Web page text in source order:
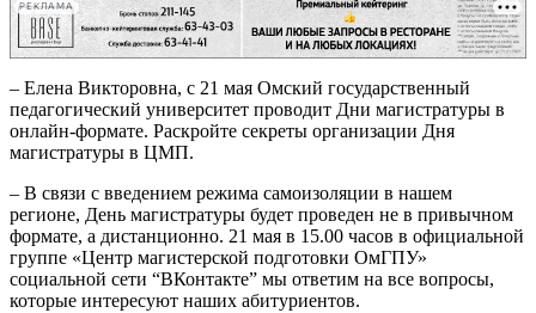
РЕКЛАМА
– Елена Викторовна, с 21 мая Омский государственный
педагогический университет проводит Дни магистратуры в
онлайн-формате. Раскройте секреты организации Дня
магистратуры в ЦМП.
– В связи с введением режима самоизоляции в нашем
регионе, День магистратуры будет проведен не в привычном
формате, а дистанционно. 21 мая в 15.00 часов в официальной
группе «Центр магистерской подготовки ОмГПУ»
социальной сети “ВКонтакте” мы ответим на все вопросы,
которые интересуют наших абитуриентов.